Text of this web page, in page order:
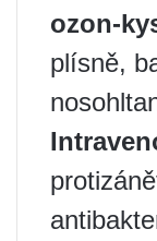
ozon-
plísně,